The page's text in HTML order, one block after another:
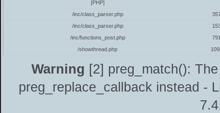
[PHP]
/inc/class_parser.php
/inc/class_parser.php
/inc/functions_post.php
/showthread.php
Warning [2] preg_match():
preg_replace_callback instead -